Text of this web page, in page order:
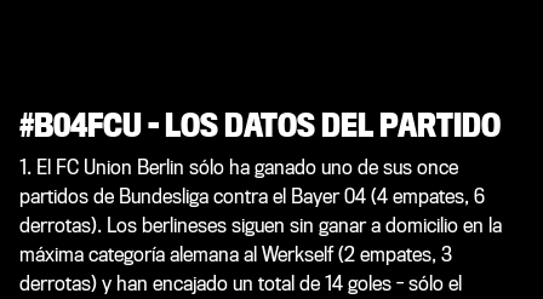
#B04FCU – LOS DATOS DEL PARTIDO
1. El FC Union Berlin sólo ha ganado uno de sus once
partidos de Bundesliga contra el Bayer 04 (4 empates, 6
derrotas). Los berlineses siguen sin ganar a domicilio en la
máxima categoría alemana al Werkself (2 empates, 3
derrotas) y han encajado un total de 14 goles - sólo el